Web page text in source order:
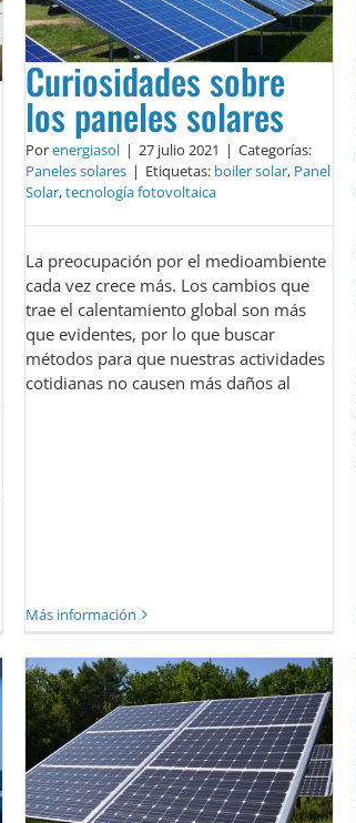
Curiosidades sobre
los paneles solares
Porenergiasol | 27 julio 2021 | Categorías:
Paneles solares | Etiquetas: boiler solar, Panel
Solar,tecnología fotovoltaica
La preocupación por el medioambiente
cada vez crece más. Los cambios que
trae el calentamiento global son más
que evidentes, por lo que buscar
métodos para que nuestras actividades
cotidianas no causen más daños al
Más información